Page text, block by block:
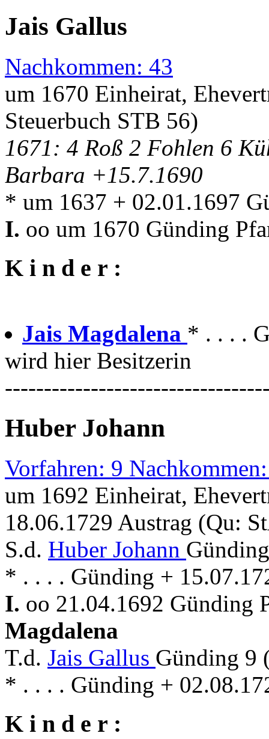
Jais Gallus
Nachkommen: 43
um 1670 Einheirat,
Steuerbuch STB 56)
1671: 4 Roß 2 Fohlen 6
Barbara +15.7.1690
* um 1637 + 02.01.1697
I. oo um 1670 Günding
K i n d e r :
Jais Magdalena * . . . .
wird hier Besitzerin
Huber Johann
Vorfahren: 9
um 1692 Einheirat,
18.06.1729 Austrag (Qu:
S.d. Huber Johann
* . . . . Günding +
I. oo 21.04.1692 Günding
Magdalena
T.d. Jais Gallus Günding 9
* . . . . Günding +
K i n d e r :